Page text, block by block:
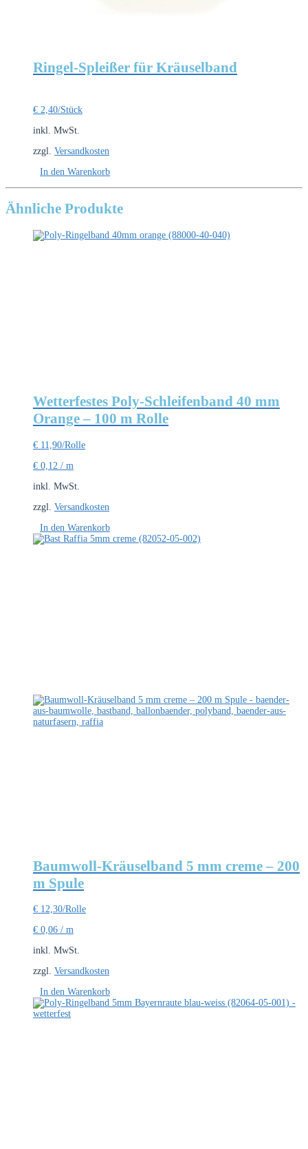
Ringel-Spleißer für Kräuselband
€ 2,40/Stück
inkl. MwSt.
zzgl. Versandkosten
In den Warenkorb
Ähnliche Produkte
Wetterfestes Poly-Schleifenband 40 mm
Orange – 100 m Rolle
€ 11,90/Rolle
€ 0,12 / m
inkl. MwSt.
zzgl. Versandkosten
In den Warenkorb
Baumwoll-Kräuselband 5 mm creme – 200
m Spule
€ 12,30/Rolle
€ 0,06 / m
inkl. MwSt.
zzgl. Versandkosten
In den Warenkorb